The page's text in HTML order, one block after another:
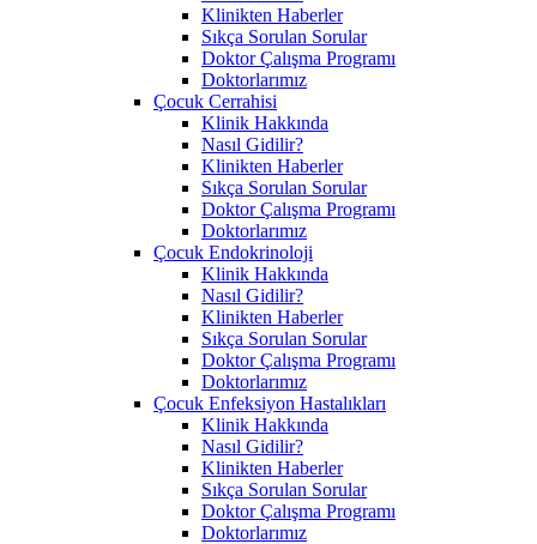
Klinikten Haberler
Sıkça Sorulan Sorular
Doktor Çalışma Programı
Doktorlarımız
Çocuk Cerrahisi
Klinik Hakkında
Nasıl Gidilir?
Klinikten Haberler
Sıkça Sorulan Sorular
Doktor Çalışma Programı
Doktorlarımız
Çocuk Endokrinoloji
Klinik Hakkında
Nasıl Gidilir?
Klinikten Haberler
Sıkça Sorulan Sorular
Doktor Çalışma Programı
Doktorlarımız
Çocuk Enfeksiyon Hastalıkları
Klinik Hakkında
Nasıl Gidilir?
Klinikten Haberler
Sıkça Sorulan Sorular
Doktor Çalışma Programı
Doktorlarımız